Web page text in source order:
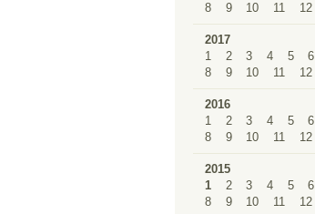
8
9 10 11 12
2017
1
2 3 4 5 6
8
9 10 11 12
2016
1
2 3 4 5 6
8
9 10 11 12
2015
1
2 3 4 5 6
8
9 10 11 12